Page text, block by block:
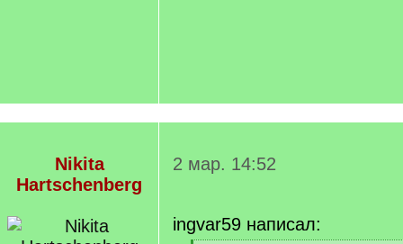
Nikita
Hartschenberg
2 мар. 14:52
ingvar59 написал: